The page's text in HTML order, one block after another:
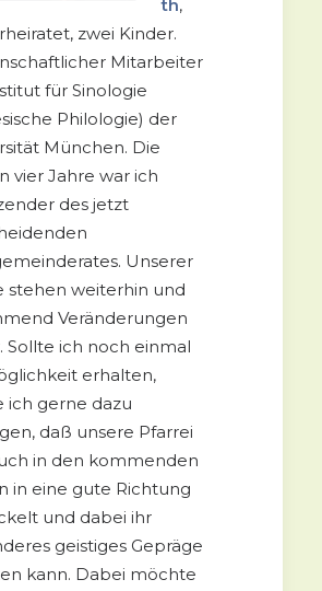
th,
zwei Kinder.
Mitarbeiter
für Sinologie
Philologie) der
München. Die
vier Jahre war ich
des jetzt
Unserer
stehen weiterhin und
Veränderungen
Sollte ich noch einmal
erhalten,
ich gerne dazu
daß unsere Pfarrei
in den kommenden
in eine gute Richtung
und dabei ihr
geistiges Gepräge
kann. Dabei möchte